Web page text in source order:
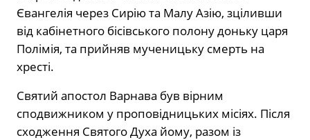
Євангелія через Сирію та Малу Азію, зціливши
від кабінетного бісівського полону доньку царя
Полімія, та прийняв мученицьку смерть на
хресті.
Святий апостол Варнава був вірним
сподвижником у проповідницьких місіях. Після
сходження Святого Духа йому, разом із